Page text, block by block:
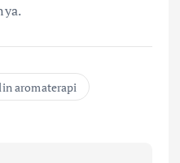
aromaterapi